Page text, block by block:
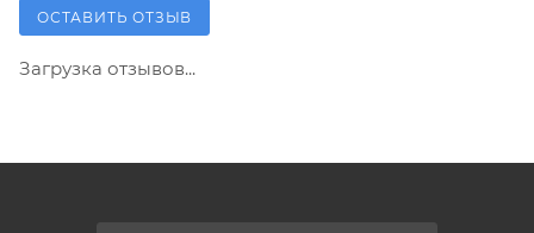
ОСТАВИТЬ ОТЗЫВ
Загрузка отзывов...